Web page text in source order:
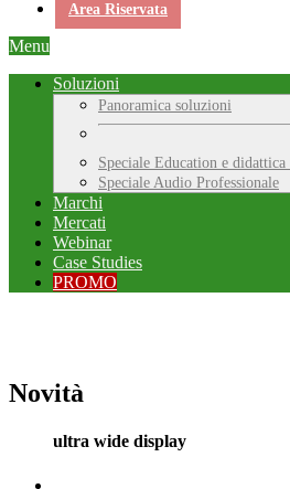
Area Riservata
Menu
Soluzioni
Panoramica soluzioni
Speciale Education e
Speciale Audio Professionale
Marchi
Mercati
Webinar
Case Studies
PROMO
Novità
ultra wide display